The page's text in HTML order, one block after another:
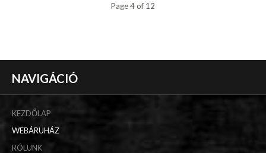
Page 4 of 12
NAVIGÁCIÓ
KEZDŐLAP
WEBÁRUHÁZ
RÓLUNK